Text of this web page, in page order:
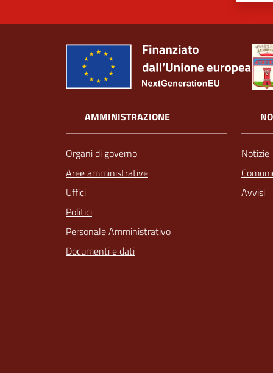
AMMINISTRAZIONE
Organi di governo
Aree amministrative
Uffici
Politici
Personale Amministrativo
Documenti e dati
Notizie
Avvisi